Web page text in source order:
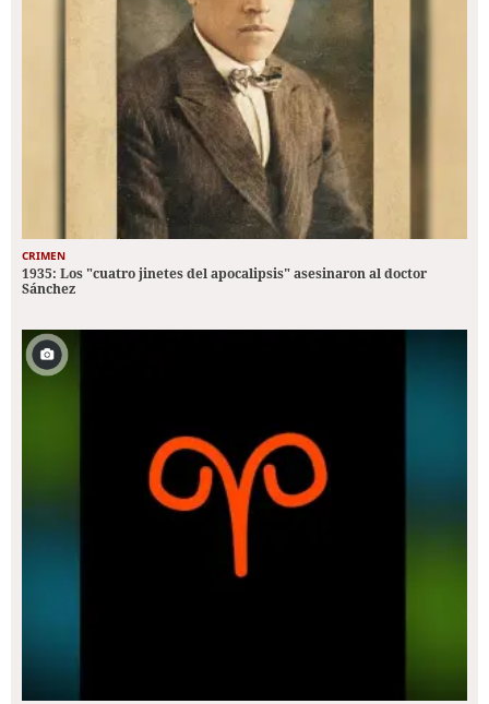
CRIMEN
1935: Los "cuatro jinetes del apocalipsis" asesinaron al doctor
Sánchez